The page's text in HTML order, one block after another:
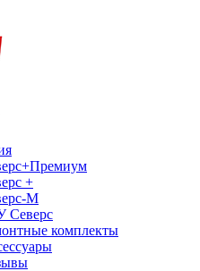
+
М
Северс
комплекты